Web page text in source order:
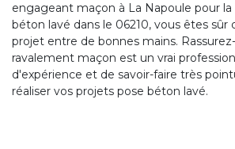
engageant maçon à La Napoule pour
béton lavé dans le 06210, vous êtes
projet entre de bonnes mains.
ravalement maçon est un vrai
d'expérience et de savoir-faire très
réaliser vos projets pose béton lavé.